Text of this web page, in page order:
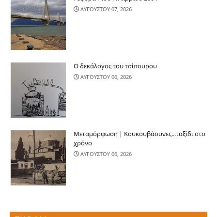
ΑΥΓΟΥΣΤΟΥ 07, 2026
Ο δεκάλογος του τσίπουρου
ΑΥΓΟΥΣΤΟΥ 06, 2026
Μεταμόρφωση | Κουκουβάουνες...ταξίδι στο
χρόνο
ΑΥΓΟΥΣΤΟΥ 06, 2026